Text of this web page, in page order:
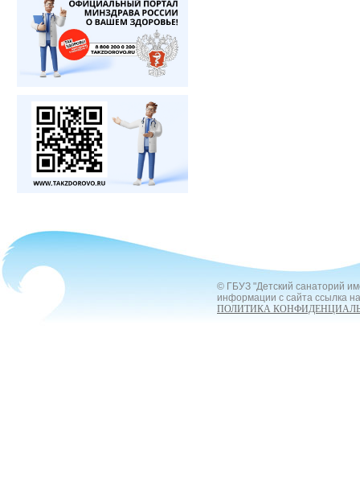
© ГБУЗ "Детский санаторий
информации с сайта ссылка
ПОЛИТИКА